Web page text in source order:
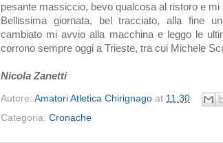
pesante massiccio, bevo qualcosa al ristoro e mi
Bellissima giornata, bel tracciato, alla fine
cambiato mi avvio alla macchina e leggo le
corrono sempre oggi a Trieste, tra cui Michele
Nicola Zanetti
Autore: Amatori Atletica Chirignago at 11:30
Categoria: Cronache